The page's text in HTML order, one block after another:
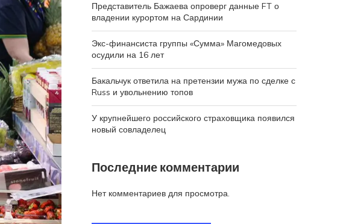
Представитель Бажаева опроверг данные FT о
владении курортом на Сардинии
Экс-финансиста группы «Сумма» Магомедовых
осудили на 16 лет
Бакальчук ответила на претензии мужа по сделке с
Russ и увольнению топов
У крупнейшего российского страховщика появился
новый совладелец
Последние комментарии
Нет комментариев для просмотра.